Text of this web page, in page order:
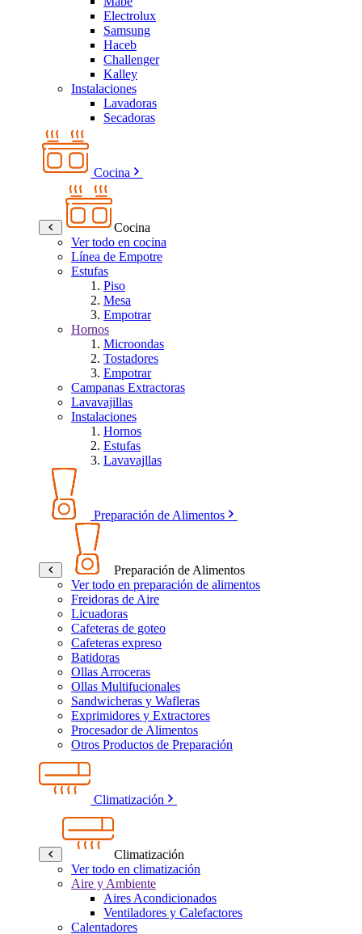
Electrolux
Samsung
Haceb
Challenger
Kalley
Instalaciones
Lavadoras
Secadoras
Cocina
Cocina
Ver todo en cocina
Línea de Empotre
Estufas
Piso
Mesa
Empotrar
Hornos
Microondas
Tostadores
Empotrar
Campanas Extractoras
Lavavajillas
Instalaciones
Hornos
Estufas
Lavavajllas
Preparación de Alimentos
Preparación de Alimentos
Ver todo en preparación de alimentos
Freidoras de Aire
Licuadoras
Cafeteras de goteo
Cafeteras expreso
Batidoras
Ollas Arroceras
Ollas Multifucionales
Sandwicheras y Wafleras
Exprimidores y Extractores
Procesador de Alimentos
Otros Productos de Preparación
Climatización
Climatización
Ver todo en climatización
Aire y Ambiente
Aires Acondicionados
Ventiladores y Calefactores
Calentadores